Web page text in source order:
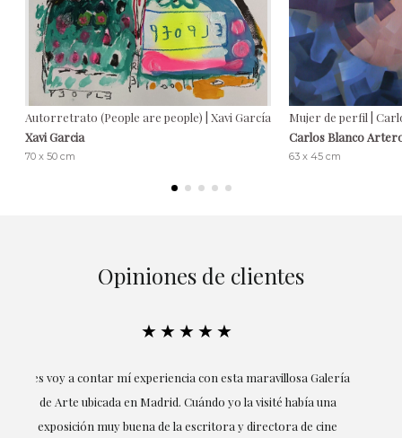
Autorretrato (People are people) | Xavi García
Xavi Garcia
70 x 50 cm
Mujer de perfil |
Carlos Blanco
63 x 45 cm
Opiniones de clientes
★★★★★
Excepcional. María me ha acompañado en todo momento en
la obtención de la obra y desde el inicio ha sabido entender
mis gustos y necesidades, la cercanía, la empatía y la